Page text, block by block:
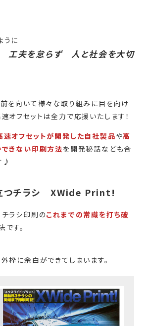
うに
工夫を怠らず 人と社会を大切
を向いて様々な取り組みに目を向け
オフセットは全力で応援いたします！
速オフセットが開発した自社製品や高
きない印刷方法を開発秘話なども合
♪
つチラシ XWide Print!
チラシ印刷のこれまでの常識を打ち破
す。
枠に余白ができてしまいます。